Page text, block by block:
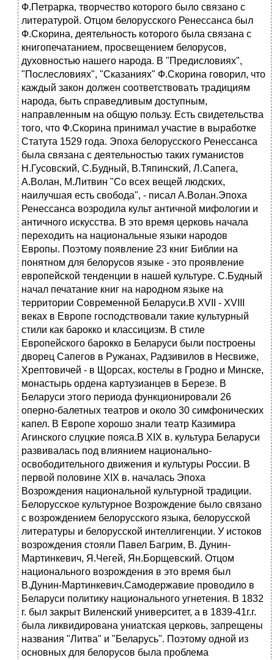
Ф.Петрарка, творчество которого было связано с
литературой. Отцом белорусского Ренессанса был
Ф.Скорина, деятельность которого была связана с
книгопечатанием, просвещением белорусов,
духовностью нашего народа. В "Предисловиях",
"Послесловиях", "Сказаниях" Ф.Скорина говорил, что
каждый закон должен соответствовать традициям
народа, быть справедливым доступным,
направленным на общую пользу. Есть свидетельства
того, что Ф.Скорина принимал участие в выработке
Статута 1529 года. Эпоха белорусского Ренессанса
была связана с деятельностью таких гуманистов
Н.Гусовский, С.Будный, В.Тяпинский, Л.Сапега,
А.Волан, М.Литвин "Со всех вещей людских,
наилучшая есть свобода", - писал А.Волан.Эпоха
Ренессанса возродила культ античной мифологии и
античного искусства. В это время церковь начала
переходить на национальные языки народов
Европы. Поэтому появление 23 книг Библии на
понятном для белорусов языке - это проявление
европейской тенденции в нашей культуре. С.Будный
начал печатание книг на народном языке на
территории Современной Беларуси.В XVII - XVIII
веках в Европе господствовали такие культурный
стили как барокко и классицизм. В стиле
Европейского барокко в Беларуси были построены
дворец Сапегов в Ружанах, Радзивилов в Несвиже,
Хрептовичей - в Щорсах, костелы в Гродно и Минске,
монастырь ордена картузианцев в Березе. В
Беларуси этого периода функционировали 26
оперно-балетных театров и около 30 симфонических
капел. В Европе хорошо знали театр Казимира
Агинского слуцкие пояса.В XIX в. культура Беларуси
развивалась под влиянием национально-
освободительного движения и культуры России. В
первой половине XIX в. началась Эпоха
Возрождения национальной культурной традиции.
Белорусское культурное Возрождение было связано
с возрождением белорусского языка, белорусской
литературы и белорусской интеллигенции. У истоков
возрождения стояли Павел Багрим, В. Дунин-
Мартинкевич, Я.Чегей, Ян.Борщевский. Отцом
национального возрождения в это время был
В.Дунин-Мартинкевич.Самодержавие проводило в
Беларуси политику национального угнетения. В 1832
г. был закрыт Виленский университет, а в 1839-41г.г.
была ликвидирована униатская церковь, запрещены
названия "Литва" и "Беларусь". Поэтому одной из
основных для белорусов была проблема